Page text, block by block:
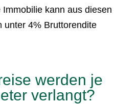
kann aus diesen
unter 4% Bruttorendite
werden je
verlangt?